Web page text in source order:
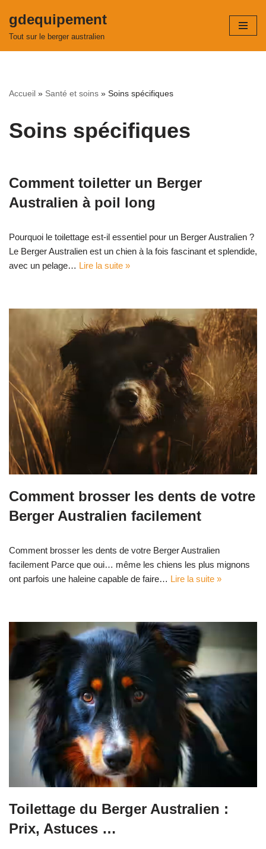
Aller
gdequipement
Tout sur le berger australien
Accueil » Santé et soins » Soins spécifiques
Soins spécifiques
Comment toiletter un Berger
Australien à poil long
Pourquoi le toilettage est-il essentiel pour un Berger Australien ?
Le Berger Australien est un chien à la fois fascinant et splendide,
avec un pelage… Lire la suite »
Comment brosser les dents de votre
Berger Australien facilement
Comment brosser les dents de votre Berger Australien
facilement Parce que oui… même les chiens les plus mignons
ont parfois une haleine capable de faire… Lire la suite »
Toilettage du Berger Australien :
Prix, Astuces …